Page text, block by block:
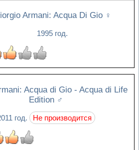
Armani: Acqua Di Gio ♀
1995 год.
Acqua di Gio - Acqua di Life
Edition ♂
год. Не производится